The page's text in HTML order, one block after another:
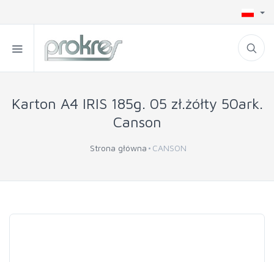
Karton A4 IRIS 185g. 05 zł.żółty 50ark.
Canson
Strona główna CANSON